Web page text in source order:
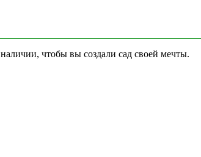
чтобы вы создали сад своей мечты.